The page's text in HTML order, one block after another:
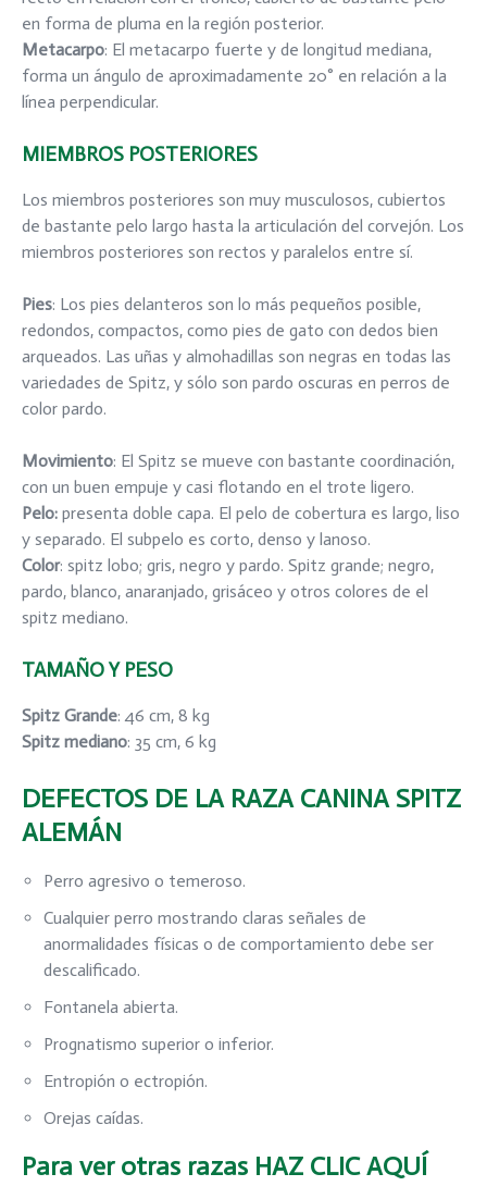
en forma de pluma en la región posterior.
Metacarpo: El metacarpo fuerte y de longitud mediana,
forma un ángulo de aproximadamente 20° en relación a la
línea perpendicular.
MIEMBROS POSTERIORES
Los miembros posteriores son muy musculosos, cubiertos
de bastante pelo largo hasta la articulación del corvejón. Los
miembros posteriores son rectos y paralelos entre sí.
Pies: Los pies delanteros son lo más pequeños posible,
redondos, compactos, como pies de gato con dedos bien
arqueados. Las uñas y almohadillas son negras en todas las
variedades de Spitz, y sólo son pardo oscuras en perros de
color pardo.
Movimiento: El Spitz se mueve con bastante coordinación,
con un buen empuje y casi flotando en el trote ligero.
Pelo: presenta doble capa. El pelo de cobertura es largo, liso
y separado. El subpelo es corto, denso y lanoso.
Color: spitz lobo; gris, negro y pardo. Spitz grande; negro,
pardo, blanco, anaranjado, grisáceo y otros colores de el
spitz mediano.
TAMAÑO Y PESO
Spitz Grande: 46 cm, 8 kg
Spitz mediano: 35 cm, 6 kg
DEFECTOS DE LA RAZA CANINA SPITZ
ALEMÁN
Perro agresivo o temeroso.
Cualquier perro mostrando claras señales de
anormalidades físicas o de comportamiento debe ser
descalificado.
Fontanela abierta.
Prognatismo superior o inferior.
Entropión o ectropión.
Orejas caídas.
Para ver otras razas HAZ CLIC AQUÍ